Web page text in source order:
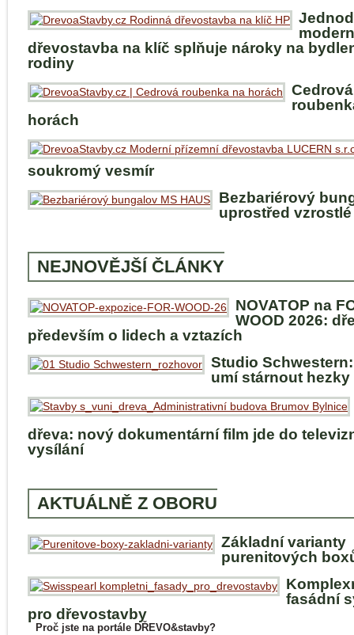
dřevostavba na klíč splňuje nároky na
rodiny
Cedrová
horách
soukromý vesmír
Bezbariérový
uprostřed
NEJNOVĚJŠÍ ČLÁNKY
NOVATOP na
WOOD 2026:
především o lidech a vztazích
Studio
umí stárnout hezky
dřeva: nový dokumentární film jde do
vysílání
AKTUÁLNĚ Z OBORU
Základní varianty
purenitových
fasádní
pro dřevostavby
Proč jste na portále DŘEVO&stavby?